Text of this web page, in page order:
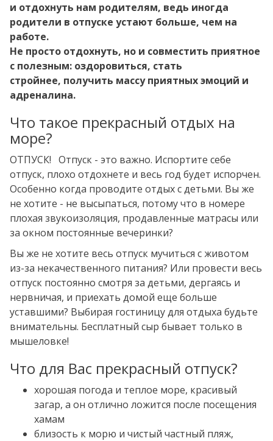
и отдохнуть нам родителям, ведь иногда
родители в отпуске устают больше, чем на
работе.
Не просто отдохнуть, но и совместить приятное
с полезным: оздоровиться, стать
стройнее, получить массу приятных эмоций и
адреналина.
Что такое прекрасный отдых на
море?
ОТПУСК! Отпуск - это важно. Испортите себе
отпуск, плохо отдохнете и весь год будет испорчен.
Особенно когда проводите отдых с детьми. Вы же
не хотите - не высыпаться, потому что в номере
плохая звукоизоляция, продавленные матрасы или
за окном постоянные вечеринки?
Вы же не хотите весь отпуск мучиться с животом
из-за некачественного питания? Или провести весь
отпуск постоянно смотря за детьми, дергаясь и
нервничая, и приехать домой еще больше
уставшими? Выбирая гостиницу для отдыха будьте
внимательны. Бесплатный сыр бывает только в
мышеловке!
Что для Вас прекрасный отпуск?
хорошая погода и теплое море, красивый
загар, а он отлично ложится после посещения
хамам
близость к морю и чистый частный пляж,